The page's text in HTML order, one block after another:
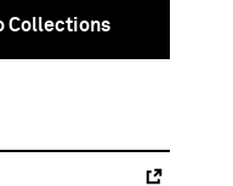
Collections